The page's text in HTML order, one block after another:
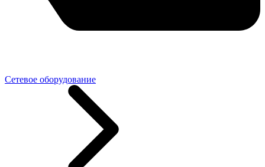
Сетевое оборудование